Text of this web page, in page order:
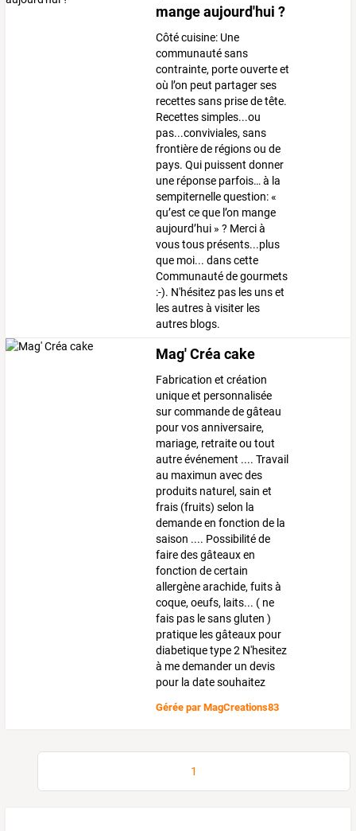
mange aujourd'hui ?
Côté cuisine: Une
communauté sans
contrainte, porte ouverte et
où l’on peut partager ses
recettes sans prise de tête.
Recettes simples...ou
pas...conviviales, sans
frontière de régions ou de
pays. Qui puissent donner
une réponse parfois… à la
sempiternelle question: «
qu’est ce que l’on mange
aujourd’hui » ? Merci à
vous tous présents...plus
que moi... dans cette
Communauté de gourmets
:-). N'hésitez pas les uns et
les autres à visiter les
autres blogs.
Mag' Créa cake
Fabrication et création
unique et personnalisée
sur commande de gâteau
pour vos anniversaire,
mariage, retraite ou tout
autre événement .... Travail
au maximun avec des
produits naturel, sain et
frais (fruits) selon la
demande en fonction de la
saison .... Possibilité de
faire des gâteaux en
fonction de certain
allergène arachide, fuits à
coque, oeufs, laits... ( ne
fais pas le sans gluten )
pratique les gâteaux pour
diabetique type 2 N'hesitez
à me demander un devis
pour la date souhaitez
Gérée parMagCreations83
1